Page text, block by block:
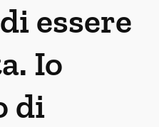
essere
Io
di